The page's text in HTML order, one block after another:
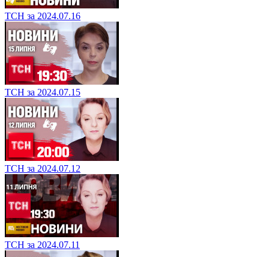
ТСН за 2024.07.16
ТСН за 2024.07.15
ТСН за 2024.07.12
ТСН за 2024.07.11